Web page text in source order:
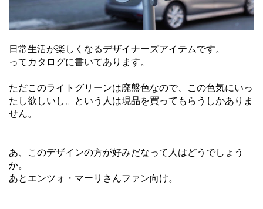
日常生活が楽しくなるデザイナーズアイテムです。
ってカタログに書いてあります。
ただこのライトグリーンは廃盤色なので、この色気にいっ
たし欲しいし。という人は現品を買ってもらうしかありま
せん。
あ、このデザインの方が好みだなって人はどうでしょう
か。
あとエンツォ・マーリさんファン向け。